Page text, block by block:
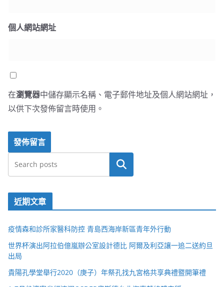
個人網站網址
在瀏覽器中儲存顯示名稱、電子郵件地址及個人網站網址，
以供下次發佈留言時使用。
搜尋
近期文章
疫情森和診所家醫科防控 青島西海岸新區青年外行動
世界杯演出阿拉伯億嵐辦公室設計德比 阿爾及利亞讓一追二送約旦
出局
貴陽孔學堂舉行2020（庚子）年祭孔找九宮格共享典禮暨開筆禮